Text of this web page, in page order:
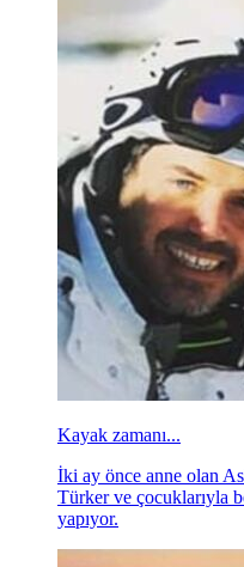
Kayak zamanı...
İki ay önce anne olan
Türker ve çocuklarıyla
yapıyor.